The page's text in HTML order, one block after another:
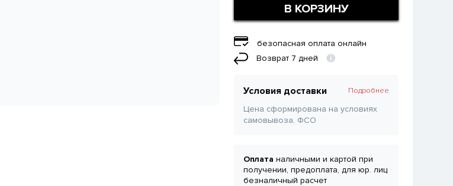
В КОРЗИНУ
безопасная оплата онлайн
Возврат 7 дней
Условия доставки Подробнее
Цена сформирована на условиях
самовывоза, ФСО
Оплата наличными и картой при
получении, предоплата, для юр. лиц
безналичный расчет